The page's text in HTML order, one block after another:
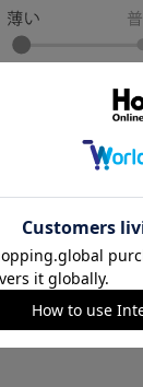
の色と異なる場合が
モニター・画面環境
います。予めご了承
ー